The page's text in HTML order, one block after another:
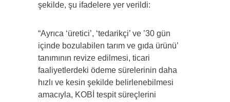
şekilde, şu ifadelere yer verildi:
“Ayrıca ‘üretici’, ‘tedarikçi’ ve ’30 gün
içinde bozulabilen tarım ve gıda ürünü’
tanımının revize edilmesi, ticari
faaliyetlerdeki ödeme sürelerinin daha
hızlı ve kesin şekilde belirlenebilmesi
amacıyla, KOBİ tespit süreçlerini